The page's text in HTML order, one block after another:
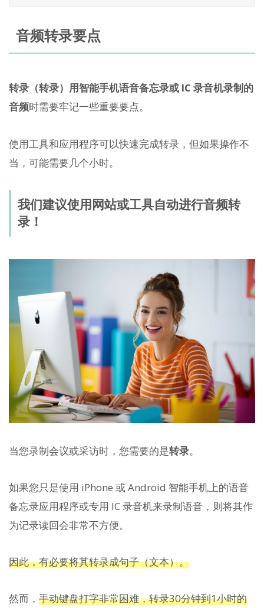
音频转录要点
转录（转录）用智能手机语音备忘录或 IC 录音机录制的
音频时需要牢记一些重要要点。
使用工具和应用程序可以快速完成转录，但如果操作不
当，可能需要几个小时。
我们建议使用网站或工具自动进行音频转
录！
当您录制会议或采访时，您需要的是转录。
如果您只是使用 iPhone 或 Android 智能手机上的语音
备忘录应用程序或专用 IC 录音机来录制语音，则将其作
为记录读回会非常不方便。
因此，有必要将其转录成句子（文本）。
然而， 手动键盘打字非常困难，转录30分钟到1小时的